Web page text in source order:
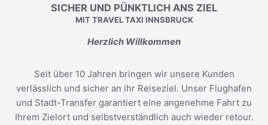
SICHER UND PÜNKTLICH ANS ZIEL
MIT TRAVEL TAXI INNSBRUCK
Herzlich Willkommen
Seit über 10 Jahren bringen wir unsere Kunden
verlässlich und sicher an ihr Reiseziel. Unser Flughafen
und Stadt-Transfer garantiert eine angenehme Fahrt zu
Ihrem Zielort und selbstverständlich auch wieder retour.